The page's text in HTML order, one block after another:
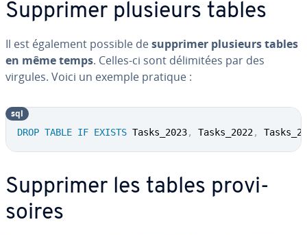
Supprimer plusieurs tables
Il est également possible desupprimer plusieurs tables
en même temps. Celles-ci sont dé­li­mi­tées par des
virgules. Voici un exemple pratique :
DROP TABLE IF EXISTS Tasks_2023, Tasks_2022,
sql
Supprimer les tables pro­vi­
soires